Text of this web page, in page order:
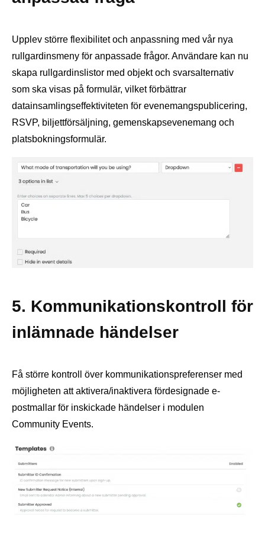
Upplev större flexibilitet och anpassning med vår nya
rullgardinsmeny för anpassade frågor. Användare kan nu
skapa rullgardinslistor med objekt och svarsalternativ
som ska visas på formulär, vilket förbättrar
datainsamlingseffektiviteten för evenemangspublicering,
RSVP, biljettförsäljning, gemenskapsevenemang och
platsbokningsformulär.
5. Kommunikationskontroll för
inlämnade händelser
Få större kontroll över kommunikationspreferenser med
möjligheten att aktivera/inaktivera fördesignade e-
postmallar för inskickade händelser i modulen
Community Events.